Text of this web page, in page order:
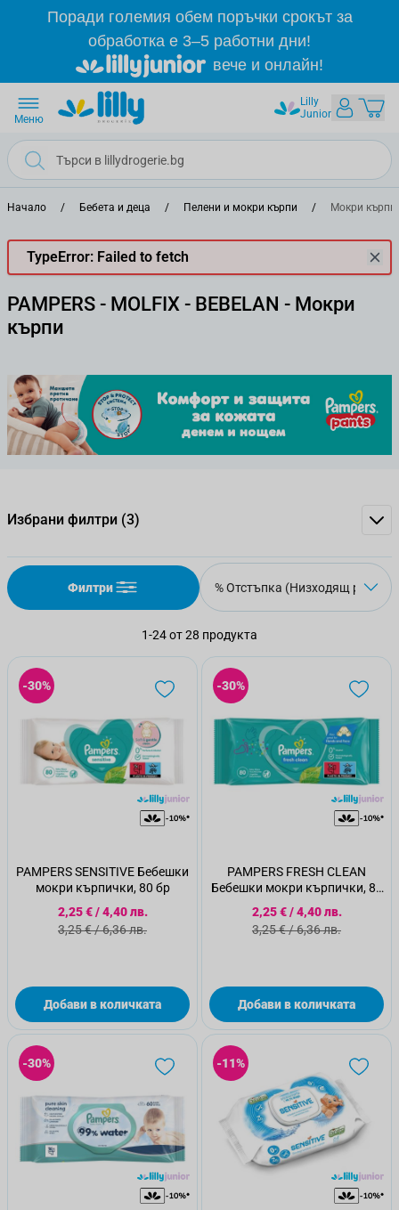
Прескачане към съдържанието
Поради големия обем поръчки срокът за
обработка е 3–5 работни дни!
вече и онлайн!
Lilly
Junior
Меню
Начало / Бебета и деца / Пелени и мокри кърпи / Мокри кърпи
TypeError: Failed to fetch
PAMPERS - MOLFIX - BEBELAN - Мокри
кърпи
Избрани филтри (3)
Филтри
1-24от28 продукта
-30%
PAMPERS SENSITIVE Бебешки
мокри кърпички, 80 бр
Специална цена
2,25 €/4,40 лв.
Стандартна цена
3,25 €/6,36 лв.
Добави в количката
-30%
PAMPERS FRESH CLEAN
Бебешки мокри кърпички, 80
бр
Специална цена
2,25 €/4,40 лв.
Стандартна цена
3,25 €/6,36 лв.
Добави в количката
-30% -11%